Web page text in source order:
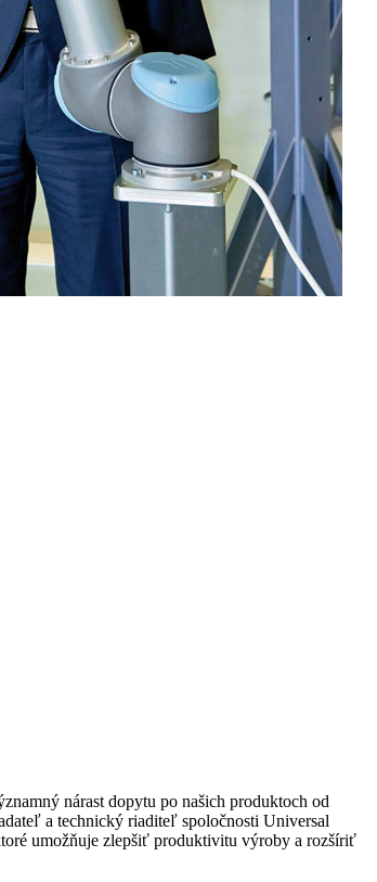
nárast dopytu po našich produktoch od
a technický riaditeľ spoločnosti Universal
umožňuje zlepšiť produktivitu výroby a rozšíriť